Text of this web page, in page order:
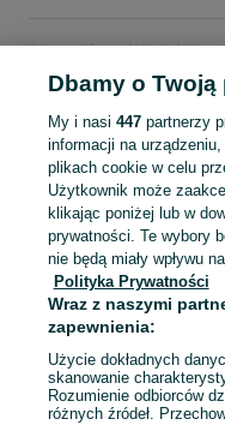
Strona główna Moda
letnie - Małopolskie
KATEGORIA
Mapa kategorii
Mapa miejscowości
Mapa ministron
Popularne wyszukiwania
Dbamy o
My i nasi 447partnerzy
informacji na
plikach cookie w celu
Użytkownik może
klikając poniżej lub w
prywatności. Te wybory
nie będą miały wpływu
Polityka Prywatności
Wraz z naszymi
zapewnienia:
Użycie dokładnych
skanowanie
Rozumienie odbiorców
różnych źródeł.